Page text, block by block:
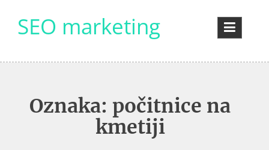
contentSEO marketing
Oznaka: počitnice na
kmetiji